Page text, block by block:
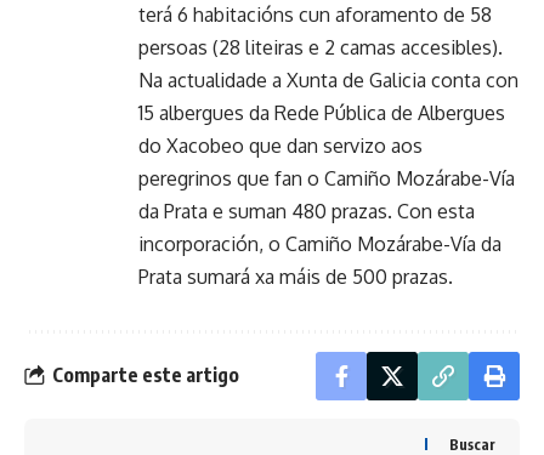
terá 6 habitacións cun aforamento de 58
persoas (28 liteiras e 2 camas accesibles).
Na actualidade a Xunta de Galicia conta con
15 albergues da Rede Pública de Albergues
do Xacobeo que dan servizo aos
peregrinos que fan o Camiño Mozárabe-Vía
da Prata e suman 480 prazas. Con esta
incorporación, o Camiño Mozárabe-Vía da
Prata sumará xa máis de 500 prazas.
Comparte este artigo
Buscar